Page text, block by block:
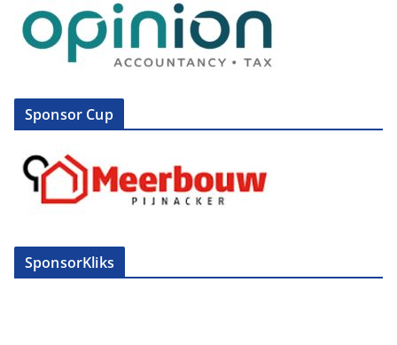
Sponsor Cup
SponsorKliks